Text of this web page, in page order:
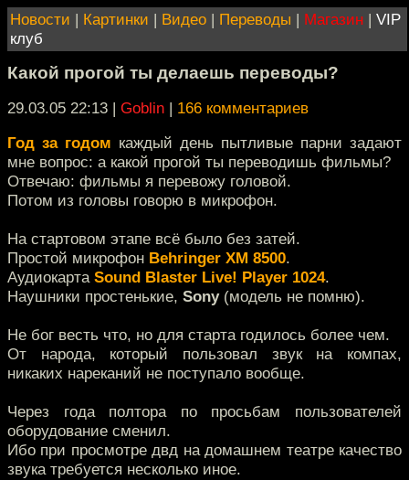
Новости | Картинки | Видео | Переводы | Магазин | VIP
клуб
Какой прогой ты делаешь переводы?
29.03.05 22:13 | Goblin | 166 комментариев
Год за годом каждый день пытливые парни задают
мне вопрос: а какой прогой ты переводишь фильмы?
Отвечаю: фильмы я перевожу головой.
Потом из головы говорю в микрофон.
На стартовом этапе всё было без затей.
Простой микрофон Behringer XM 8500.
Аудиокарта Sound Blaster Live! Player 1024.
Наушники простенькие, Sony(модель не помню).
Не бог весть что, но для старта годилось более чем.
От народа, который пользовал звук на компах,
никаких нареканий не поступало вообще.
Через года полтора по просьбам пользователей
оборудование сменил.
Ибо при просмотре двд на домашнем театре качество
звука требуется несколько иное.